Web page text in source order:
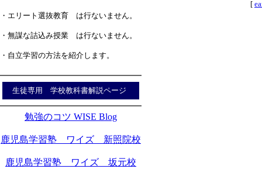
・エリート選抜教育 は行ないません。
・無謀な詰込み授業 は行ないません。
・自立学習の方法を紹介します。
生徒専用 学校教科書解説ページ
勉強のコツ WISE Blog
鹿児島学習塾 ワイズ 新照院校
鹿児島学習塾 ワイズ 坂元校
[